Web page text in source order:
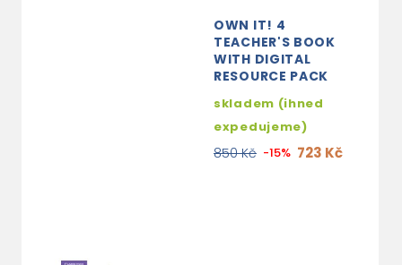
OWN IT! 4
TEACHER'S BOOK
WITH DIGITAL
RESOURCE PACK
skladem (ihned
expedujeme)
850 Kč -15% 723 Kč